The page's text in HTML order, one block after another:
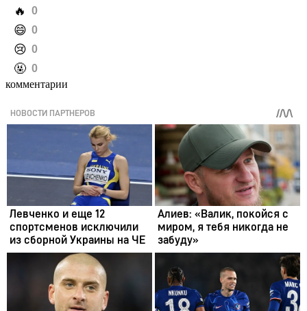
️🔥 0
️😄 0
️😢 0
️🤬 0
комментарии